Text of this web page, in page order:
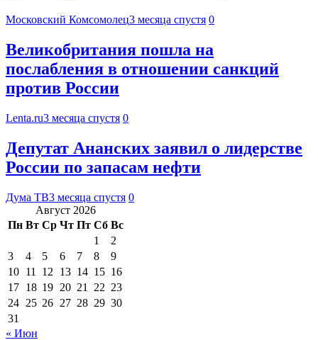
Московский Комсомолец3 месяца спустя 0
Великобритания пошла на
послабления в отношении санкций
против России
Lenta.ru3 месяца спустя 0
Депутат Ананских заявил о лидерстве
России по запасам нефти
Дума ТВ3 месяца спустя 0
Август 2026
Пн Вт Ср Чт Пт Сб Вс
1
2
3
4 5 6 7 8
9
10 11 12 13 14 15 16
17 18 19 20 21 22 23
24 25 26 27 28 29 30
31
« Июн